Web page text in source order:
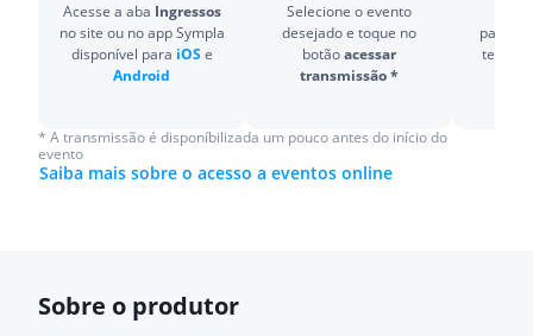
Acesse a aba Ingressos
no site ou no app Sympla
disponível para iOS e
Android
Selecione o evento
desejado e toque no
botãoacessar
transmissão *
ter o
* A transmissão é disponíbilizada um pouco antes do início do
evento
Saiba mais sobre o acesso a eventos online
Sobre o produtor